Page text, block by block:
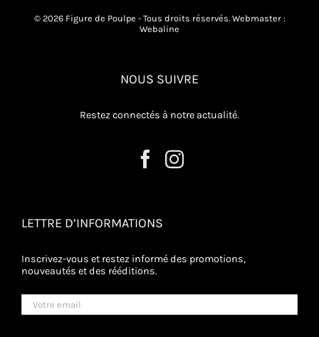
© 2026 Figure de Poulpe - Tous droits réservés. Webmaster :
Webaline
NOUS SUIVRE
Restez connectés à notre actualité.
LETTRE D’INFORMATIONS
Inscrivez-vous et restez informé des promotions,
nouveautés et des rééditions.